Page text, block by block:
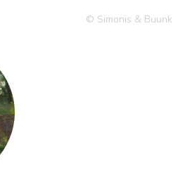
© Simonis & Buunk